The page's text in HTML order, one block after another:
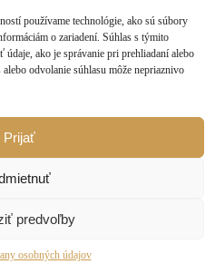
používame technológie, ako sú súbory
o zariadení. Súhlas s týmito
ako je správanie pri prehliadaní alebo
odvolanie súhlasu môže nepriaznivo
Prijať
predvoľby
osobných údajov
údajov